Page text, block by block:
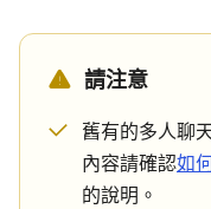
請注意
舊有的多人聊
內容請確認如
的說明。